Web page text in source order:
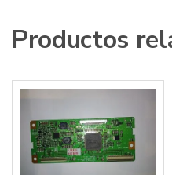
Productos